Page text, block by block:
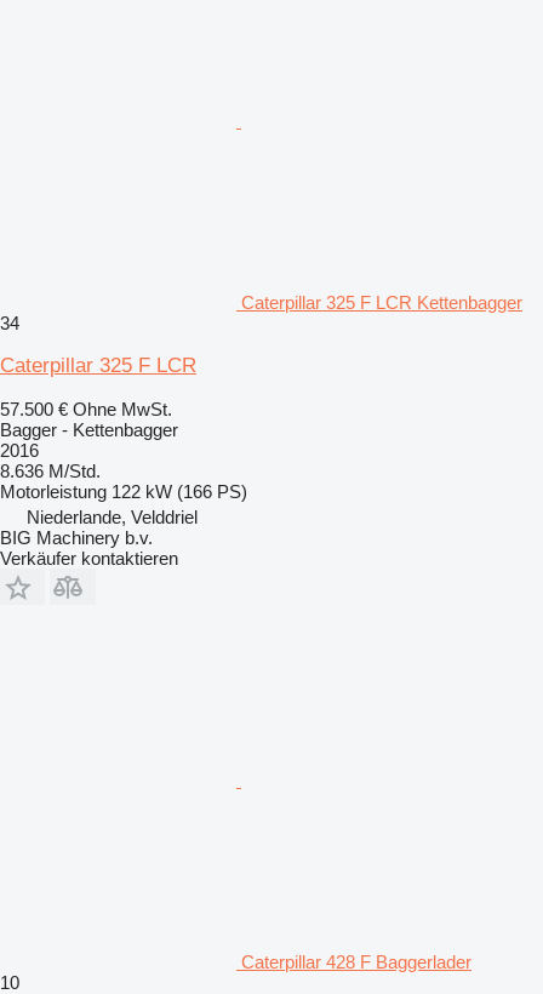
Caterpillar 325 F LCR Kettenbagger
34
Caterpillar 325 F LCR
57.500 € Ohne MwSt.
Bagger - Kettenbagger
2016
8.636 M/Std.
Motorleistung 122 kW (166 PS)
Niederlande, Velddriel
BIG Machinery b.v.
Verkäufer kontaktieren
Caterpillar 428 F Baggerlader
10